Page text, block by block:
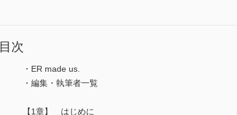
目次
・ER made us.
・編集・執筆者一覧
【1章】 はじめに